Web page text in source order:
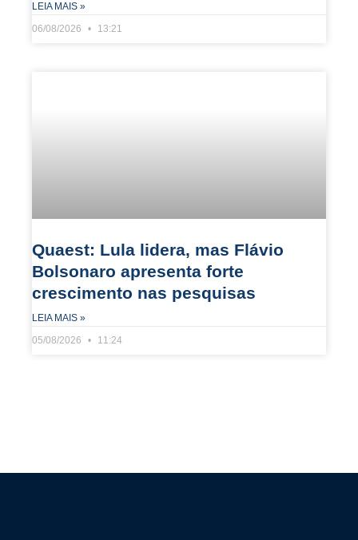
LEIA MAIS »
06/08/2026
13:21
Quaest: Lula lidera, mas Flávio
Bolsonaro apresenta forte
crescimento nas pesquisas
LEIA MAIS »
05/08/2026
11:24